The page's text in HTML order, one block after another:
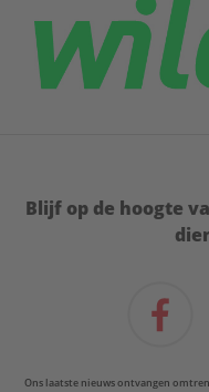
Blijf op de hoogte
Ons laatste nieuws ontvangen